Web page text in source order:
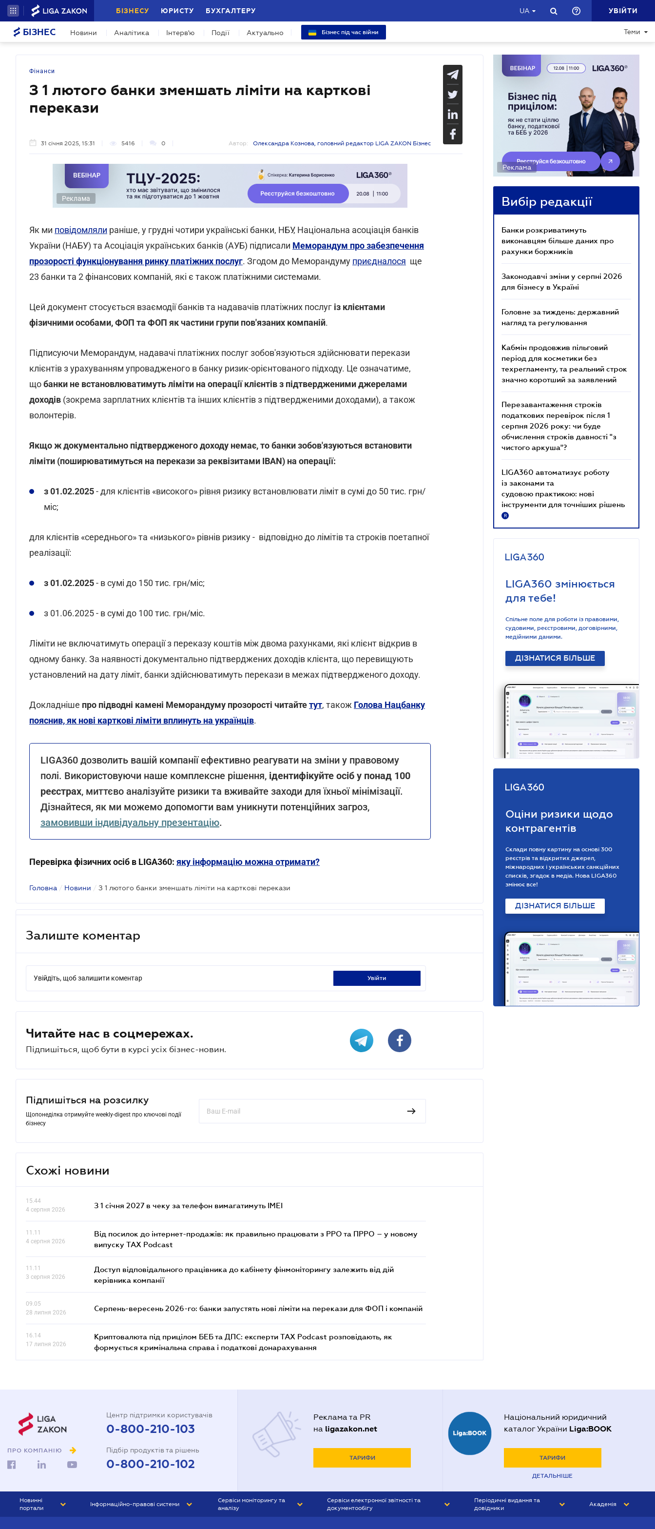
БІЗНЕСУ ЮРИСТУ БУХГАЛТЕРУ UA УВІЙТИ
БІЗНЕС Новини Аналітика Інтерв'ю Події Актуально Бізнес під час війни Теми
Фінанси
З 1 лютого банки зменшать ліміти на карткові
перекази
31 січня 2025, 15:31 5416 0 Автор: Олександра Кознова, головний редактор LIGA ZAKON Бізнес
Реклама
Як ми повідомляли раніше, у грудні чотири українські банки, НБУ, Національна асоціація банків
України (НАБУ) та Асоціація українських банків (АУБ) підписали Меморандум про забезпечення
прозорості функціонування ринку платіжних послуг. Згодом до Меморандуму приєдналося ще
23 банки та 2 фінансових компаній, які є також платіжними системами.
Цей документ стосується взаємодії банків та надавачів платіжних послуг із клієнтами
фізичними особами, ФОП та ФОП як частини групи пов'язаних компаній.
Підписуючи Меморандум, надавачі платіжних послуг зобов'язуються здійснювати перекази
клієнтів з урахуванням упровадженого в банку ризик-орієнтованого підходу. Це означатиме,
щобанки не встановлюватимуть ліміти на операції клієнтів з підтвердженими джерелами
доходів (зокрема зарплатних клієнтів та інших клієнтів з підтвердженими доходами), а також
волонтерів.
Якщо ж документально підтвердженого доходу немає, то банки зобов'язуються встановити
ліміти (поширюватимуться на перекази за реквізитами IBAN) на операції:
з 01.02.2025- для клієнтів «високого» рівня ризику встановлювати ліміт в сумі до 50 тис. грн/
міс;
для клієнтів «середнього» та «низького» рівнів ризику - відповідно до лімітів та строків поетапної
реалізації:
з 01.02.2025- в сумі до 150 тис. грн/міс;
з 01.06.2025 - в сумі до 100 тис. грн/міс.
Ліміти не включатимуть операції з переказу коштів між двома рахунками, які клієнт відкрив в
одному банку. За наявності документально підтверджених доходів клієнта, що перевищують
установлений на дату ліміт, банки здійснюватимуть перекази в межах підтвердженого доходу.
Докладніше про підводні камені Меморандуму прозорості читайтетут, також Голова Нацбанку
пояснив, як нові карткові ліміти вплинуть на українців.
LIGA360 дозволить вашій компанії ефективно реагувати на зміни у правовому
полі. Використовуючи наше комплексне рішення, ідентифікуйте осіб у понад 100
реєстрах, миттєво аналізуйте ризики та вживайте заходи для їхньої мінімізації.
Дізнайтеся, як ми можемо допомогти вам уникнути потенційних загроз,
замовивши індивідуальну презентацію.
Перевірка фізичних осіб в LIGA360: яку інформацію можна отримати?
Головна / Новини / З 1 лютого банки зменшать ліміти на карткові перекази
Залиште коментар
Увійдіть, щоб залишити коментар увійти
Читайте нас в соцмережах.
Підпишіться, щоб бути в курсі усіх бізнес-новин.
Підпишіться на розсилку
Щопонеділка отримуйте weekly-digest про ключові події
бізнесу
Схожі новини
15.44
4 серпня 2026
З 1 січня 2027 в чеку за телефон вимагатимуть IMEI
11.11
4 серпня 2026
Від посилок до інтернет-продажів: як правильно працювати з РРО та ПРРО – у новому
випуску TAX Podcast
11.11
3 серпня 2026
Доступ відповідального працівника до кабінету фінмоніторингу залежить від дій
керівника компанії
09.05
28 липня 2026
Серпень-вересень 2026-го: банки запустять нові ліміти на перекази для ФОП і компаній
16.14
17 липня 2026
Криптовалюта під прицілом БЕБ та ДПС: експерти TAX Podcast розповідають, як
формується кримінальна справа і податкові донарахування
Реклама
Вибір редакції
Банки розкриватимуть
виконавцям більше даних про
рахунки боржників
Законодавчі зміни у серпні 2026
для бізнесу в Україні
Головне за тиждень: державний
нагляд та регулювання
Кабмін продовжив пільговий
період для косметики без
техрегламенту, та реальний строк
значно коротший за заявлений
Перезавантаження строків
податкових перевірок після 1
серпня 2026 року: чи буде
обчислення строків давності "з
чистого аркуша"?
LIGA360 автоматизує роботу
із законами та
судовою практикою: нові
інструменти для точніших рішень
R
LIGA360 змінюється
для тебе!
Спільне поле для роботи із правовими,
судовими, реєстровими, договірними,
медійними даними.
ДІЗНАТИСЯ БІЛЬШЕ
Оціни ризики щодо
контрагентів
Склади повну картину на основі 300
реєстрів та відкритих джерел,
міжнародних і українських санкційних
списків, згадок в медіа. Нова LIGA360
змінює все!
ДІЗНАТИСЯ БІЛЬШЕ
ПРО КОМПАНІЮ
Центр підтримки користувачів
0-800-210-103
Підбір продуктів та рішень
0-800-210-102
Реклама та PR
на ligazakon.net
ТАРИФИ
Національний юридичний
каталог України Liga:BOOK
ТАРИФИ
ДЕТАЛЬНІШЕ
Новинні
портали
Інформаційно-правові системи
Сервіси моніторингу та
аналізу
Сервіси електронної звітності та
документообігу
Періодичні видання та
довідники
Академія